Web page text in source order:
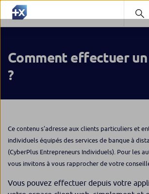
Comment effectuer
?
Ce contenu s’adresse aux clients particuliers et
individuels équipés des services de banque à
(CyberPlus Entrepreneurs Individuels). Pour les
vous invitons à vous rapprocher de votre
Vous pouvez effectuer depuis votre